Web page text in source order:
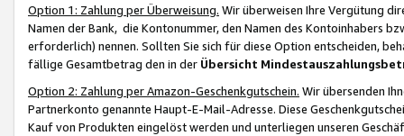
Option 1: Zahlung per Überweisung. Wir überweisen Ihre Vergütung
Namen der Bank, die Kontonummer, den Namen des Kontoinhabers
erforderlich) nennen. Sollten Sie sich für diese Option entscheiden,
fällige Gesamtbetrag den in der Übersicht
Option 2: Zahlung per Amazon-Geschenkgutschein. Wir übersenden
Partnerkonto genannte Haupt-E-Mail-Adresse. Diese
Kauf von Produkten eingelöst werden und unterliegen unseren